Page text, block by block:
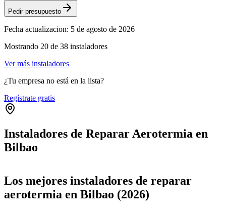
Pedir presupuesto
Fecha actualizacion: 5 de agosto de 2026
Mostrando 20 de 38 instaladores
Ver más instaladores
¿Tu empresa no está en la lista?
Regístrate gratis
Instaladores de Reparar Aerotermia en
Bilbao
+
−
Los mejores instaladores de reparar
aerotermia en Bilbao (2026)